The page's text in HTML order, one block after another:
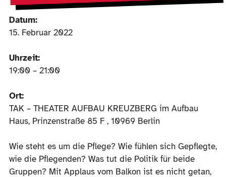
Datum:
15. Februar 2022
Uhrzeit:
19:00 – 21:00
Ort:
TAK – THEATER AUFBAU KREUZBERG im Aufbau
Haus, Prinzenstraße 85 F , 10969 Berlin
Wie steht es um die Pflege? Wie fühlen sich Gepflegte,
wie die Pflegenden? Was tut die Politik für beide
Gruppen? Mit Applaus vom Balkon ist es nicht getan,